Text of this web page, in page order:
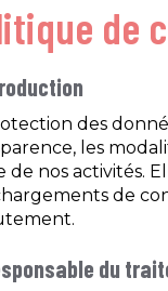
de
des
les
de nos activités.
de
du